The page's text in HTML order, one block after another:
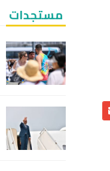
مستجدات